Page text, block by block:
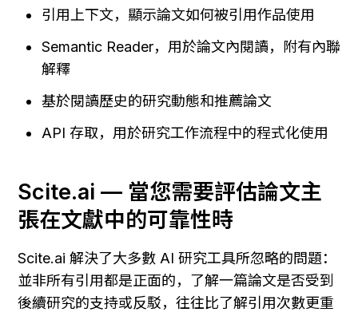
引用上下文，顯示論文如何被引用作品使用
Semantic Reader，用於論文內閱讀，附有內聯
解釋
基於閱讀歷史的研究動態和推薦論文
API 存取，用於研究工作流程中的程式化使用
Scite.ai — 當您需要評估論文主
張在文獻中的可靠性時
Scite.ai 解決了大多數 AI 研究工具所忽略的問題：
並非所有引用都是正面的，了解一篇論文是否受到
後續研究的支持或反駁，往往比了解引用次數更重